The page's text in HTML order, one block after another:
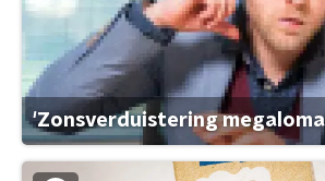
'Zonsverduistering